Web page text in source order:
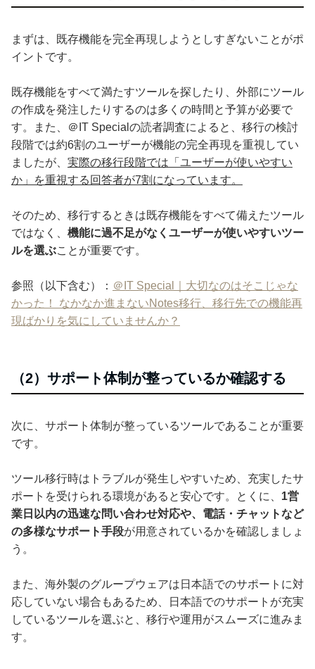
まずは、既存機能を完全再現しようとしすぎないことがポ
イントです。
既存機能をすべて満たすツールを探したり、外部にツール
の作成を発注したりするのは多くの時間と予算が必要で
す。また、＠IT Specialの読者調査によると、移行の検討
段階では約6割のユーザーが機能の完全再現を重視してい
ましたが、 実際の移行段階では「ユーザーが使いやすい
か」を重視する回答者が7割になっています。
そのため、移行するときは既存機能をすべて備えたツール
ではなく、 機能に過不足がなくユーザーが使いやすいツー
ルを選ぶことが重要です。
参照（以下含む）： ＠IT Special｜大切なのはそこじゃな
かった！ なかなか進まないNotes移行、移行先での機能再
現ばかりを気にしていませんか？
（2）サポート体制が整っているか確認する
次に、サポート体制が整っているツールであることが重要
です。
ツール移行時はトラブルが発生しやすいため、充実したサ
ポートを受けられる環境があると安心です。とくに、 1営
業日以内の迅速な問い合わせ対応や、電話・チャットなど
の多様なサポート手段が用意されているかを確認しましょ
う。
また、海外製のグループウェアは日本語でのサポートに対
応していない場合もあるため、日本語でのサポートが充実
しているツールを選ぶと、移行や運用がスムーズに進みま
す。